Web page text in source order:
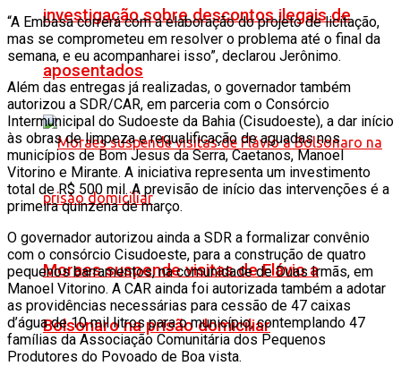
investigação sobre descontos ilegais de
aposentados
Moraes suspende visitas de Flávio a
Bolsonaro na prisão domiciliar
“A Embasa correrá com a elaboração do projeto de licitação,
mas se comprometeu em resolver o problema até o final da
semana, e eu acompanharei isso”, declarou Jerônimo.
Além das entregas já realizadas, o governador também
autorizou a SDR/CAR, em parceria com o Consórcio
Intermunicipal do Sudoeste da Bahia (Cisudoeste), a dar início
às obras de limpeza e requalificação de aguadas nos
municípios de Bom Jesus da Serra, Caetanos, Manoel
Vitorino e Mirante. A iniciativa representa um investimento
total de R$ 500 mil. A previsão de início das intervenções é a
primeira quinzena de março.
O governador autorizou ainda a SDR a formalizar convênio
com o consórcio Cisudoeste, para a construção de quatro
pequenos barramentos, na comunidade de Duas Irmãs, em
Manoel Vitorino. A CAR ainda foi autorizada também a adotar
as providências necessárias para cessão de 47 caixas
d’água de 10 mil litros para o município, contemplando 47
famílias da Associação Comunitária dos Pequenos
Produtores do Povoado de Boa vista.